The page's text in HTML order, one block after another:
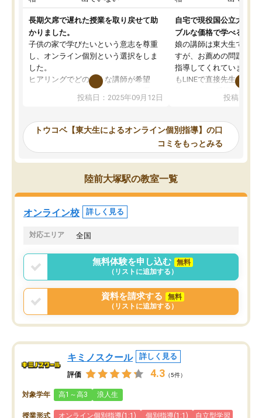
長期欠席で遅れた授業を取り戻せて助
かりました。
子供の家で学びたいという意志を尊重
し、オンライン個別という選択をしま
した。
ヒアリングでどのような講師が希望
か、オプションは付帯するかなど選ぶ
事が出来ました。
ーティングを行い、その講師で良いか
見てから講師を決定する事ができま
す。
うちの子は、初回面談の講師の方で決
オンラインツールを使用した単語帳の
共有があり宿題もそちらで出される形
でした。
言う事で講師変更の申し出があり、あ
まりに短期での変更だった為、塾に通
う事にして退会しました。遅れも取り
戻せ、授業内容や講師の方は良かった
と思います。
投稿日：2025年09月12日
自宅で現役国公立大学生
ブルな価格で学べる
娘の講師は東大生では無
すが、お薦めの問題集や
指導してくれています。
もLINEで直接先生に質問
めれるので、個人に合
いなのがあり(有料)、受
ことをどんなスケジュー
くか相談したのですが、
ち期待したものではなく
内容でした。それでも明
やる気も出ましたし、苦
くなってきたようなので
投稿日：
トウコベ【東大生によるオンライン個別指導】の口
コミをもっとみる
陸前大塚駅の教室一覧
オンライン校 詳しく見る
対応エリア 全国
無料体験を申し込む
無料
（リストに追加する）
資料を請求する
無料
（リストに追加する）
キミノスクール 詳しく見る
評価 4.3 （5件）
対象学年 高1～高3 浪人生
授業形式 オンライン個別指導(1:1) 個別指導(1:1) 自立型学習